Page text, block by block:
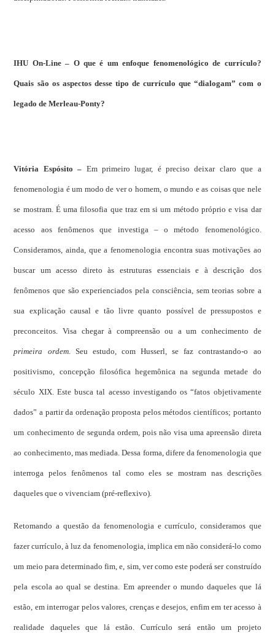
IHU On-Line – O que é um enfoque fenomenológico de currículo?
Quais são os aspectos desse tipo de currículo que “dialogam” com o
legado de Merleau-Ponty?
Vitória Espósito – Em primeiro lugar, é preciso deixar claro que a
fenomenologia é um modo de ver o homem, o mundo e as coisas que nele
se mostram. É uma filosofia que traz em si um método próprio e visa dar
acesso aos fenômenos que investiga – o método fenomenológico.
Consideramos, ainda, que a fenomenologia encontra suas motivações ao
buscar um acesso direto às estruturas essenciais e à descrição dos
fenômenos que são experienciados pela consciência, sem teorias sobre a
sua explicação causal e tão livre quanto possível de pressupostos e
preconceitos. Visa chegar à compreensão ou a um conhecimento de
primeira ordem. Seu estudo, com Husserl, se faz contrastando-o ao
positivismo, concepção filosófica hegemônica na segunda metade do
século XIX. Este busca tal acesso investigando os “fatos objetivamente
dados” a partir da ordenação proposta pelos métodos científicos; portanto
um conhecimento de segunda ordem, pois não visa uma apreensão direta
ao conhecimento, mas mediada. Dessa forma, difere da fenomenologia que
interroga pelos fenômenos tal como eles se mostram nas descrições
daqueles que o vivenciam (pré-reflexivo).
Retomando a questão da fenomenologia e currículo, consideramos que
fazer currículo, à luz da fenomenologia, implica em não considerá-lo como
um meio para determinado fim, e, sim, ver como este poderá ser construído
pela escola ao qual se destina. Em apreender o mundo daqueles que lá
estão, em interrogar pelos valores, crenças e desejos, enfim em ter acesso à
realidade daqueles que lá estão. Currículo será então um projeto